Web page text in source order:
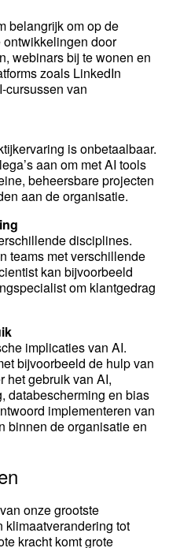
belangrijk om op de
ontwikkelingen door
webinars bij te wonen en
zoals LinkedIn
cursussen van
is onbetaalbaar.
aan om met AI tools
beheersbare projecten
aan de organisatie.
disciplines.
teams met verschillende
kan bijvoorbeeld
om klantgedrag
implicaties van AI.
bijvoorbeeld de hulp van
het gebruik van AI,
databescherming en bias
implementeren van
binnen de organisatie en
onze grootste
klimaatverandering tot
kracht komt grote